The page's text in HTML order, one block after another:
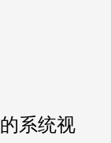
系统视